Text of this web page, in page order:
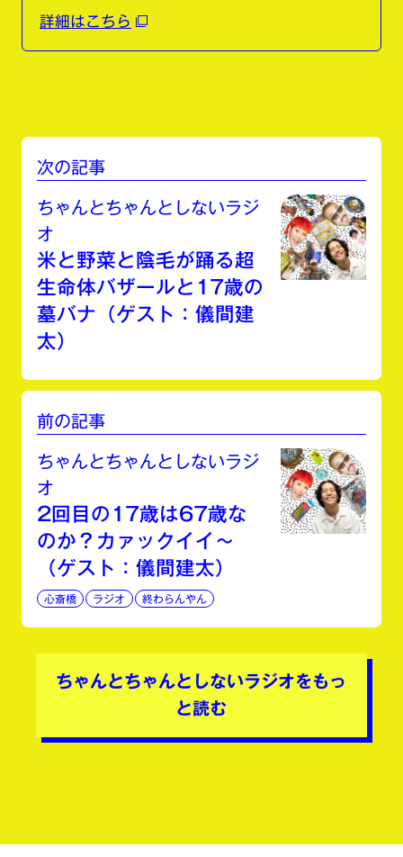
詳細はこちら
次の記事
ちゃんとちゃんとしないラジ
オ
米と野菜と陰毛が踊る超
生命体バザールと17歳の
墓バナ（ゲスト：儀間建
太）
前の記事
ちゃんとちゃんとしないラジ
オ
2回目の17歳は67歳な
のか？カァックイイ〜
（ゲスト：儀間建太）
心斎橋 ラジオ 終わらんやん
ちゃんとちゃんとしないラジオをもっ
と読む